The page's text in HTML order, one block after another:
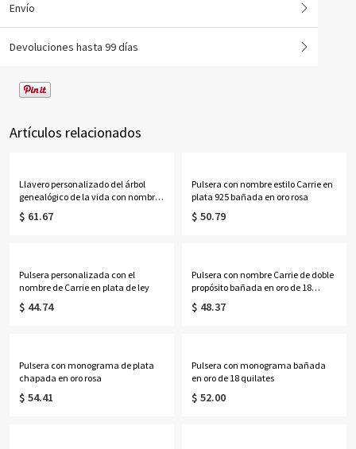
Envío
Devoluciones hasta 99 días
Artículos relacionados
Llavero personalizado del árbol
genealógico de la vida con nombres
de 1 a 13 niños
$ 61.67
Pulsera con nombre estilo Carrie en
plata 925 bañada en oro rosa
$ 50.79
Pulsera personalizada con el
nombre de Carrie en plata de ley
$ 44.74
Pulsera con nombre Carrie de doble
propósito bañada en oro de 18
quilates
$ 48.37
Pulsera con monograma de plata
chapada en oro rosa
$ 54.41
Pulsera con monograma bañada
en oro de 18 quilates
$ 52.00